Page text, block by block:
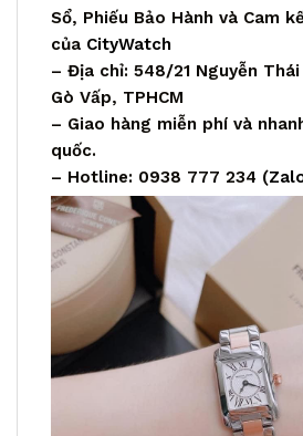
Sổ, Phiếu Bảo Hành và Cam
của CityWatch
– Địa chỉ: 548/21 Nguyễn
Gò Vấp, TPHCM
– Giao hàng miễn phí và
quốc.
– Hotline: 0938 777 234 (